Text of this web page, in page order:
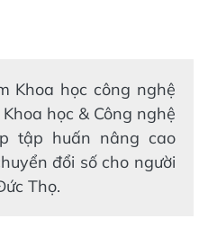
Khoa học công nghệ
học & Công nghệ
tập huấn nâng cao
đổi số cho người
Thọ.